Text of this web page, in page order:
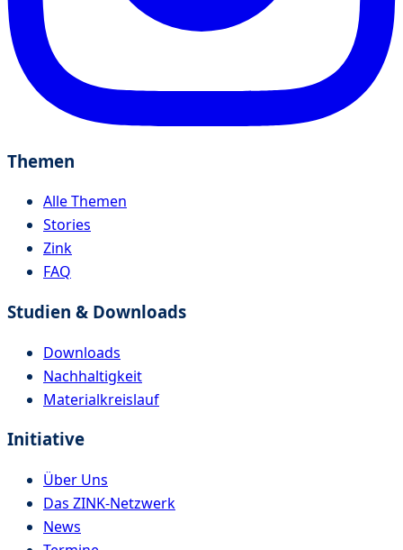
Themen
Alle Themen
Stories
Zink
FAQ
Studien & Downloads
Downloads
Nachhaltigkeit
Materialkreislauf
Initiative
Über Uns
Das ZINK-Netzwerk
News